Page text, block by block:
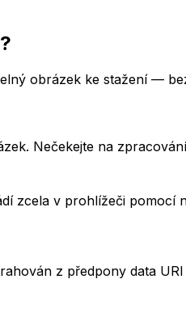
obrázek ke stažení —
Nečekejte na
zcela v prohlížeči
z předpony data